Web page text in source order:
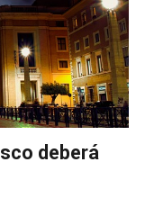
deberá